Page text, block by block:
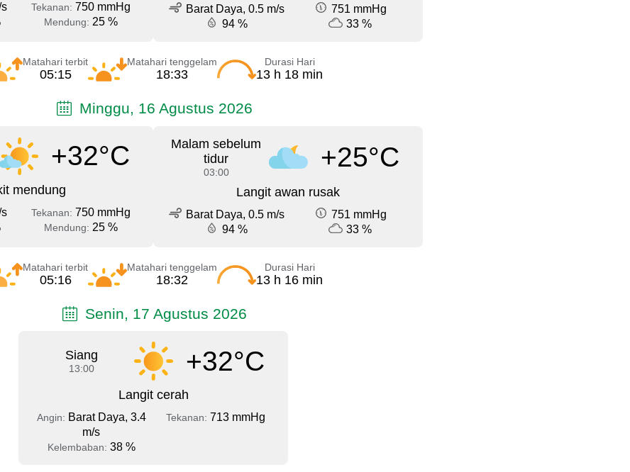
Tekanan: 750 mmHg
Mendung: 25 %
Barat Daya, 0.5 m/s
751 mmHg
94 %
33 %
Matahari terbit
05:15
Matahari tenggelam
18:33
Durasi Hari
13 h 18 min
Minggu, 16 Agustus 2026
+32°C
mendung
Tekanan: 750 mmHg
Mendung: 25 %
Malam sebelum
tidur
03:00 +25°C
Langit awan rusak
Barat Daya, 0.5 m/s
751 mmHg
94 %
33 %
Matahari terbit
05:16
Matahari tenggelam
18:32
Durasi Hari
13 h 16 min
Senin, 17 Agustus 2026
Siang
13:00 +32°C
Langit cerah
Angin: Barat Daya, 3.4
m/s
Tekanan: 713 mmHg
Kelembaban: 38 %